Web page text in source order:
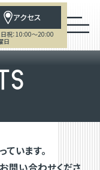
アクセス
祝：10:00～20:00
日
S
います。
問い合わせくださ